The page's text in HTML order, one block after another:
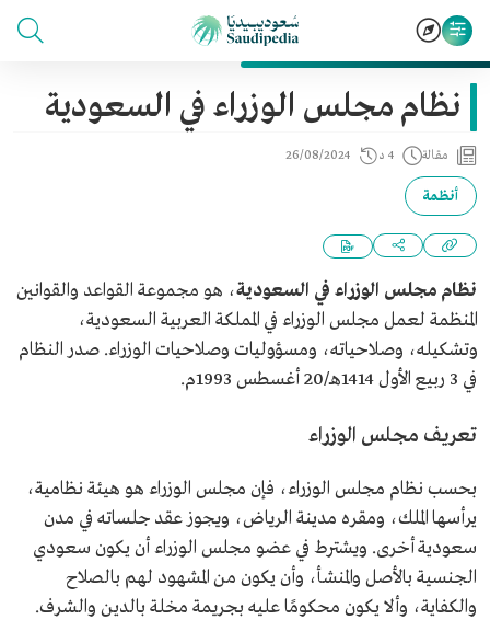
نظام مجلس الوزراء في السعودية
مقالة 4 د 26/08/2024
أنظمة
نظام مجلس الوزراء في السعودية، هو مجموعة القواعد والقوانين
المنظمة لعمل مجلس الوزراء في المملكة العربية السعودية،
وتشكيله، وصلاحياته، ومسؤوليات وصلاحيات الوزراء. صدر النظام
في 3 ربيع الأول 1414هـ/20 أغسطس 1993م.
تعريف مجلس الوزراء
بحسب نظام مجلس الوزراء، فإن مجلس الوزراء هو هيئة نظامية،
يرأسها الملك، ومقره مدينة الرياض، ويجوز عقد جلساته في مدن
سعودية أخرى. ويشترط في عضو مجلس الوزراء أن يكون سعودي
الجنسية بالأصل والمنشأ، وأن يكون من المشهود لهم بالصلاح
والكفاية، وألا يكون محكومًا عليه بجريمة مخلة بالدين والشرف.